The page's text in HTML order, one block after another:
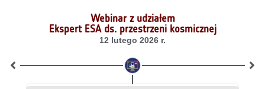
Webinar z udziałem
Ekspert ESA ds. przestrzeni kosmicznej
12 lutego 2026 r.